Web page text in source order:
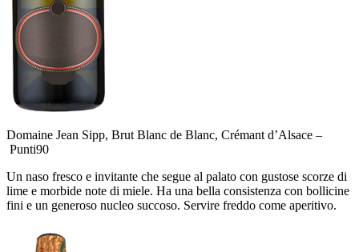
Domaine Jean Sipp, Brut Blanc de Blanc, Crémant d’Alsace –
Punti90
Un naso fresco e invitante che segue al palato con gustose scorze di
lime e morbide note di miele. Ha una bella consistenza con bollicine
fini e un generoso nucleo succoso. Servire freddo come aperitivo.